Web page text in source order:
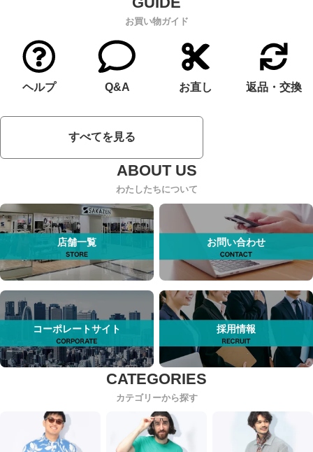
お買い物ガイド
ヘルプ Q&A お直し 返品・交換
すべてを見る
わたしたちについて
店舗一覧 お問い合わせ
コーポレートサイト 採用情報
カテゴリーから探す